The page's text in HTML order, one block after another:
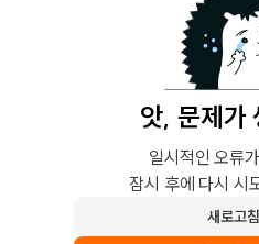
앗, 문제가
일시적인 오류
잠시 후에 다시 시
새로고